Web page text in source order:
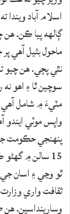
اسلام آباد ويندا
ڳالهه پيا ڪن.
ماحول بڻيل آهي
نٿي پڄي. هن چيو
سوچين ٿا ۽ اهو
مٽيءَ ۾ شامل آهي
واپس موٽي
پنهنجي حڪومت
15 سالن ۾
ٿو وڃي ۽ اسان جي
ثقافت واري